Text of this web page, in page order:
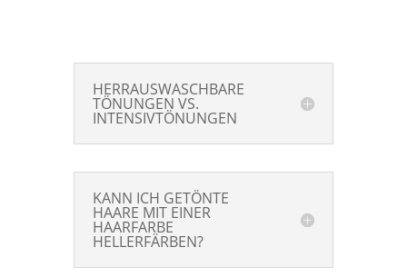
HERRAUSWASCHBARE
TÖNUNGEN VS.
INTENSIVTÖNUNGEN
KANN ICH GETÖNTE
HAARE MIT EINER
HAARFARBE
HELLERFÄRBEN?